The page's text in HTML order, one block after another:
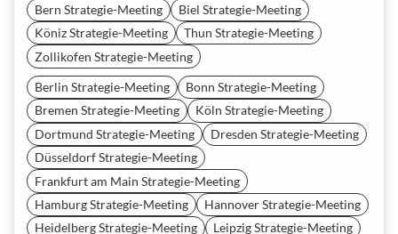
Bern Strategie-Meeting
Biel Strategie-Meeting
Köniz Strategie-Meeting
Thun Strategie-Meeting
Zollikofen Strategie-Meeting
Berlin Strategie-Meeting
Bonn Strategie-Meeting
Bremen Strategie-Meeting
Köln Strategie-Meeting
Dortmund Strategie-Meeting
Dresden Strategie-Meeting
Düsseldorf Strategie-Meeting
Frankfurt am Main Strategie-Meeting
Hamburg Strategie-Meeting
Hannover Strategie-Meeting
Heidelberg Strategie-Meeting
Leipzig Strategie-Meeting